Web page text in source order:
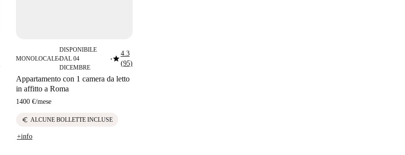
MONOLOCALE■
DISPONIBILE
DAL 04
DICEMBRE
■star4.3
(95)
Appartamento con 1 camera da letto
in affitto a Roma
1400 €/mese
euro ALCUNE BOLLETTE INCLUSE
+info